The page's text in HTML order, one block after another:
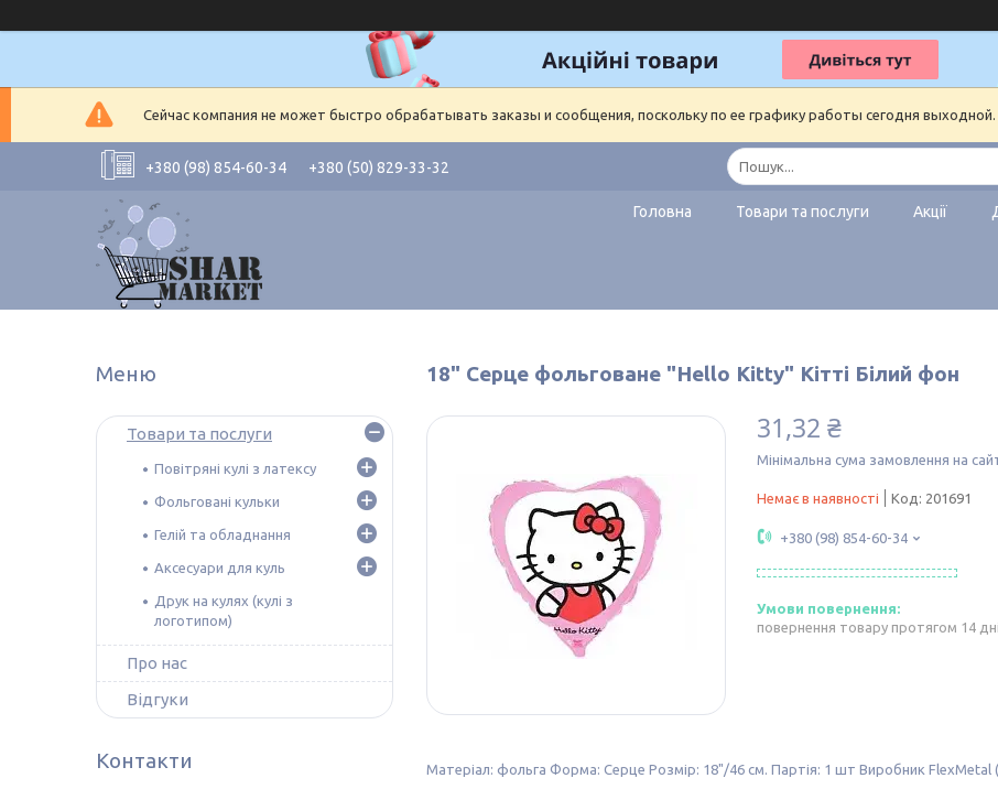
Сейчас компания не может быстро обрабатывать заказы и сообщения, поскольку по ее графику работы сегодня
+380 (98) 854-60-34 +380 (50) 829-33-32
Головна Товари та послуги Акції
18" Серце фольговане "Hello Kitty" Кітті Білий фон
31,32 ₴
Мінімальна сума замовлення на
Немає в наявності Код: 201691
+380 (98) 854-60-34
повернення товару протягом 14
Матеріал: фольга Форма: Серце Розмір: 18"/46 см. Партія: 1 шт Виробник FlexMetal
Товари та послуги
Повітряні кулі з латексу
Фольговані кульки
Гелій та обладнання
Аксесуари для куль
Друк на кулях (кулі з
логотипом)
Про нас
Відгуки
Контакти